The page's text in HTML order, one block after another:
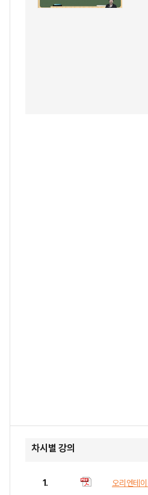
차시별 강의
1. 오리엔테